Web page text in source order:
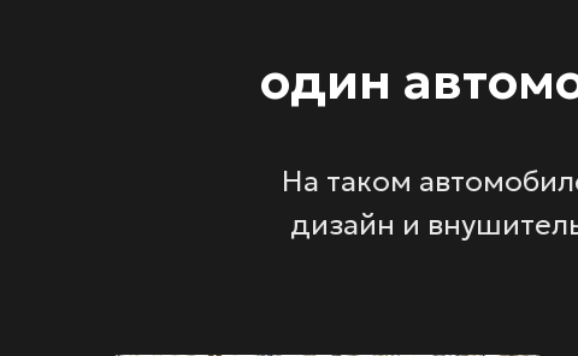
один
На таком
дизайн и